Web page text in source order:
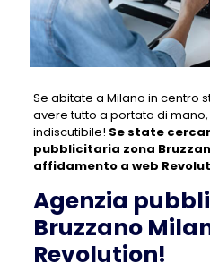
Se abitate a Milano in centro
avere tutto a portata di
indiscutibile! Se state
pubblicitaria zona
affidamento a web
Agenzia
Bruzzano
Revolution!